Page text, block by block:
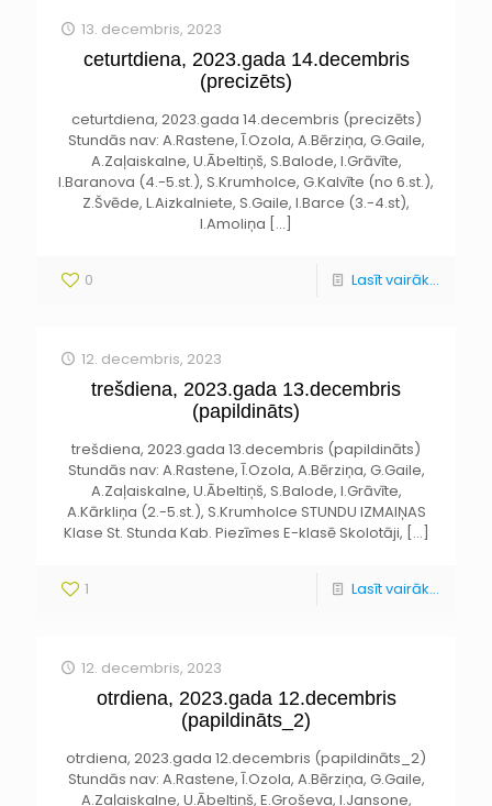
13. decembris, 2023
ceturtdiena, 2023.gada 14.decembris
(precizēts)
ceturtdiena, 2023.gada 14.decembris (precizēts)
Stundās nav: A.Rastene, Ī.Ozola, A.Bērziņa, G.Gaile,
A.Zaļaiskalne, U.Ābeltiņš, S.Balode, I.Grāvīte,
I.Baranova (4.-5.st.), S.Krumholce, G.Kalvīte (no 6.st.),
Z.Švēde, L.Aizkalniete, S.Gaile, I.Barce (3.-4.st),
I.Amoliņa […]
0 Lasīt vairāk...
12. decembris, 2023
trešdiena, 2023.gada 13.decembris
(papildināts)
trešdiena, 2023.gada 13.decembris (papildināts)
Stundās nav: A.Rastene, Ī.Ozola, A.Bērziņa, G.Gaile,
A.Zaļaiskalne, U.Ābeltiņš, S.Balode, I.Grāvīte,
A.Kārkliņa (2.-5.st.), S.Krumholce STUNDU IZMAIŅAS
Klase St. Stunda Kab. Piezīmes E-klasē Skolotāji, […]
1 Lasīt vairāk...
12. decembris, 2023
otrdiena, 2023.gada 12.decembris
(papildināts_2)
otrdiena, 2023.gada 12.decembris (papildināts_2)
Stundās nav: A.Rastene, Ī.Ozola, A.Bērziņa, G.Gaile,
A.Zaļaiskalne, U.Ābeltiņš, E.Groševa, I.Jansone,